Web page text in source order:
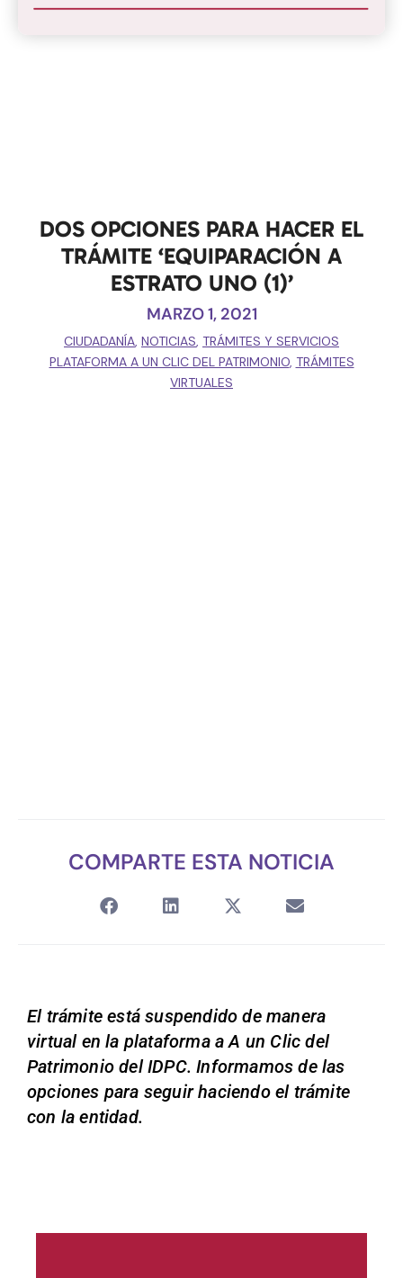
DOS OPCIONES PARA HACER EL
TRÁMITE ‘EQUIPARACIÓN A
ESTRATO UNO (1)’
MARZO 1, 2021
CIUDADANÍA, NOTICIAS, TRÁMITES Y SERVICIOS
PLATAFORMA A UN CLIC DEL PATRIMONIO, TRÁMITES
VIRTUALES
COMPARTE ESTA NOTICIA
El trámite está suspendido de manera
virtual en la plataforma a A un Clic del
Patrimonio del IDPC. Informamos de las
opciones para seguir haciendo el trámite
con la entidad.